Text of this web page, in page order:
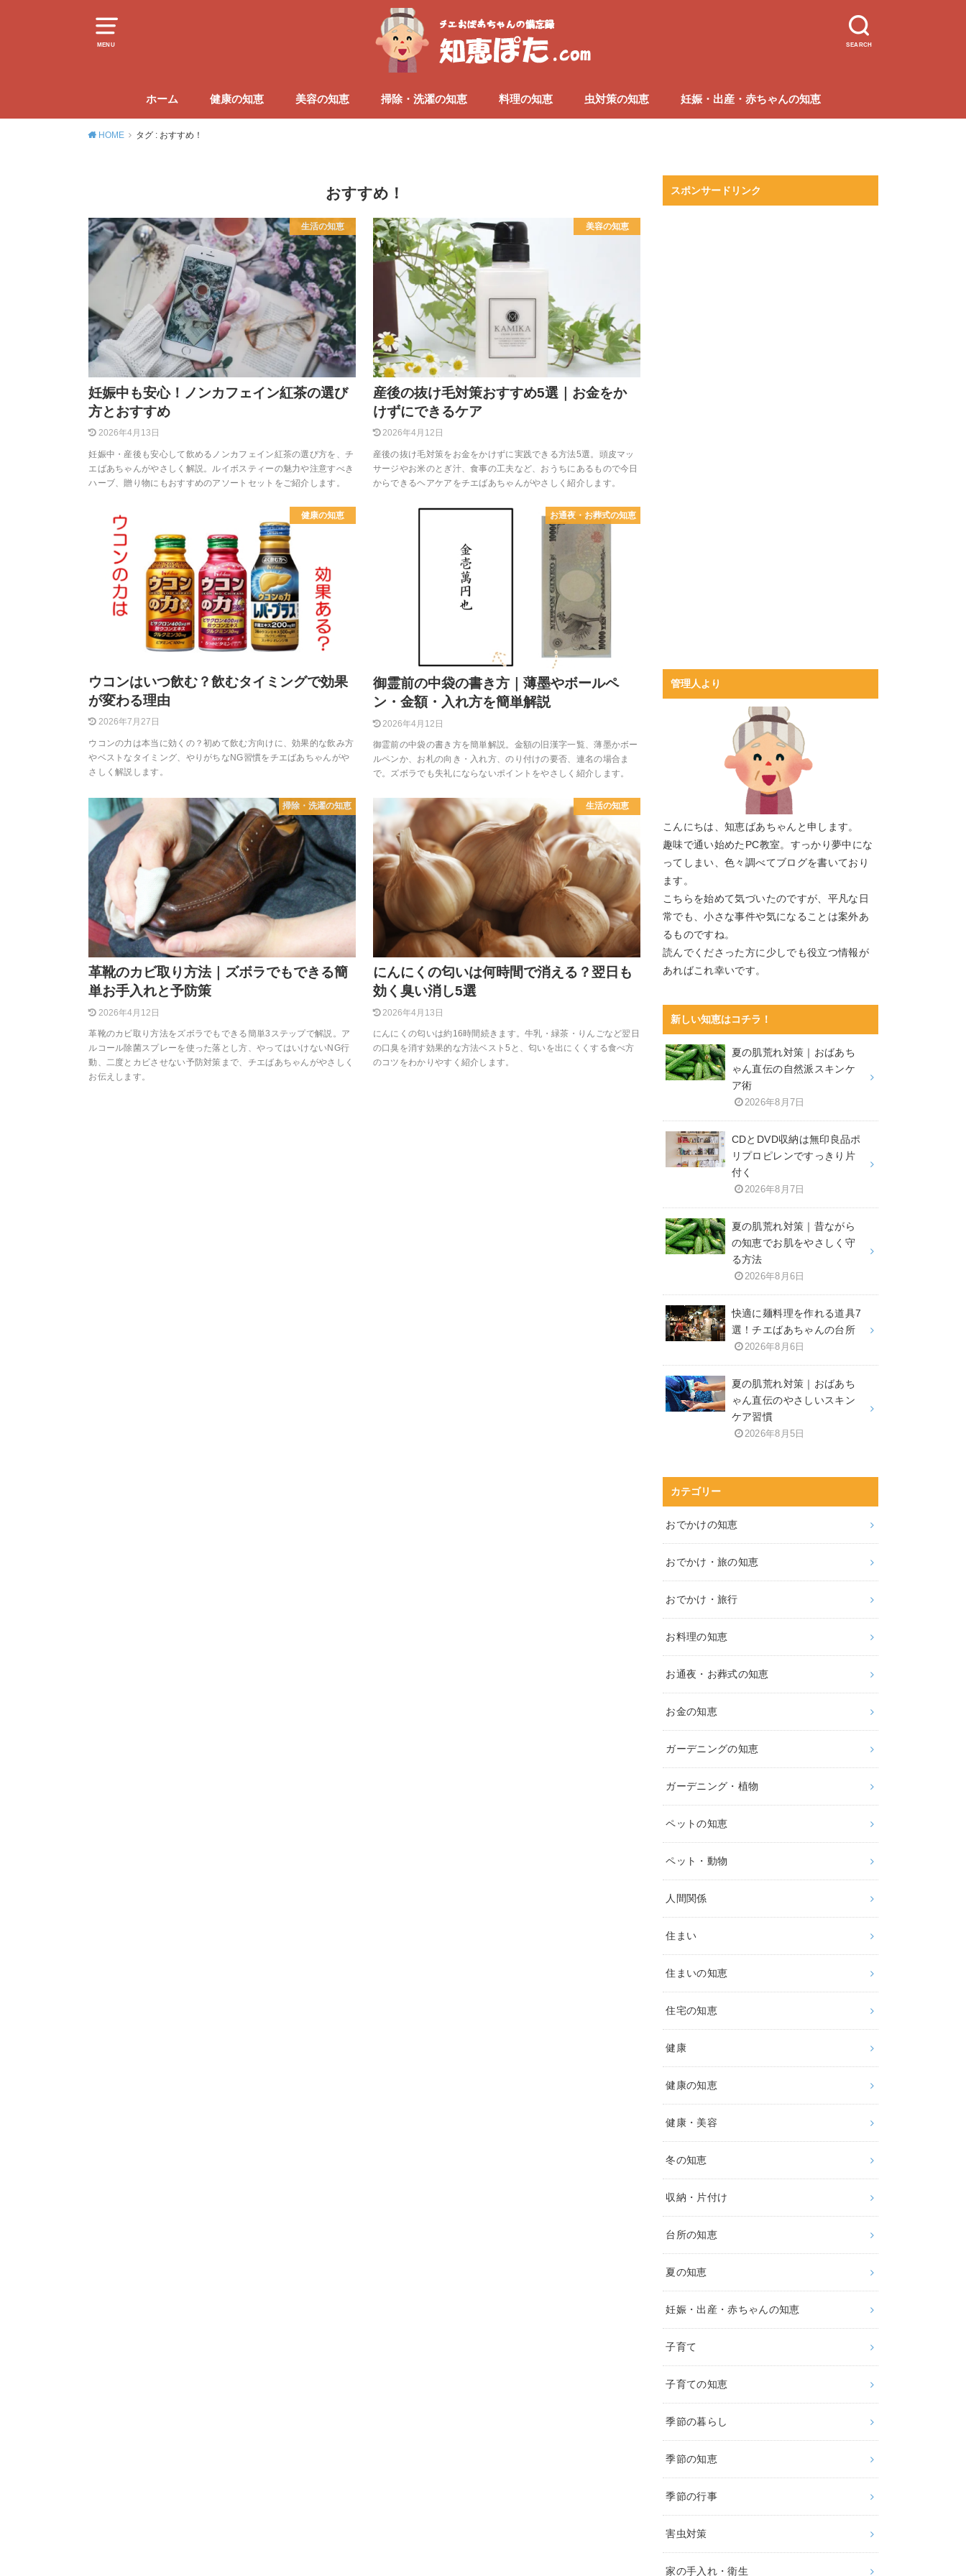
MENU SEARCH
ホーム 健康の知恵 美容の知恵 掃除・洗濯の知恵 料理の知恵 虫対策の知恵 妊娠・出産・赤ちゃんの知恵
HOME タグ : おすすめ！
おすすめ！
生活の知恵
妊娠中も安心！ノンカフェイン紅茶の選び
方とおすすめ
2026年4月13日
妊娠中・産後も安心して飲めるノンカフェイン紅茶の選び方を、チ
エばあちゃんがやさしく解説。ルイボスティーの魅力や注意すべき
ハーブ、贈り物にもおすすめのアソートセットをご紹介します。
美容の知恵
産後の抜け毛対策おすすめ5選｜お金をか
けずにできるケア
2026年4月12日
産後の抜け毛対策をお金をかけずに実践できる方法5選。頭皮マッ
サージやお米のとぎ汁、食事の工夫など、おうちにあるもので今日
からできるヘアケアをチエばあちゃんがやさしく紹介します。
健康の知恵
ウコンはいつ飲む？飲むタイミングで効果
が変わる理由
2026年7月27日
ウコンの力は本当に効くの？初めて飲む方向けに、効果的な飲み方
やベストなタイミング、やりがちなNG習慣をチエばあちゃんがや
さしく解説します。
お通夜・お葬式の知恵
御霊前の中袋の書き方｜薄墨やボールペ
ン・金額・入れ方を簡単解説
2026年4月12日
御霊前の中袋の書き方を簡単解説。金額の旧漢字一覧、薄墨かボー
ルペンか、お札の向き・入れ方、のり付けの要否、連名の場合ま
で。ズボラでも失礼にならないポイントをやさしく紹介します。
掃除・洗濯の知恵
革靴のカビ取り方法｜ズボラでもできる簡
単お手入れと予防策
2026年4月12日
革靴のカビ取り方法をズボラでもできる簡単3ステップで解説。ア
ルコール除菌スプレーを使った落とし方、やってはいけないNG行
動、二度とカビさせない予防対策まで、チエばあちゃんがやさしく
お伝えします。
生活の知恵
にんにくの匂いは何時間で消える？翌日も
効く臭い消し5選
2026年4月13日
にんにくの匂いは約16時間続きます。牛乳・緑茶・りんごなど翌日
の口臭を消す効果的な方法ベスト5と、匂いを出にくくする食べ方
のコツをわかりやすく紹介します。
スポンサードリンク
管理人より
こんにちは、知恵ばあちゃんと申します。
趣味で通い始めたPC教室。すっかり夢中にな
ってしまい、色々調べてブログを書いており
ます。
こちらを始めて気づいたのですが、平凡な日
常でも、小さな事件や気になることは案外あ
るものですね。
読んでくださった方に少しでも役立つ情報が
あればこれ幸いです。
新しい知恵はコチラ！
夏の肌荒れ対策｜おばあち
ゃん直伝の自然派スキンケ
ア術
2026年8月7日
CDとDVD収納は無印良品ポ
リプロピレンですっきり片
付く
2026年8月7日
夏の肌荒れ対策｜昔ながら
の知恵でお肌をやさしく守
る方法
2026年8月6日
快適に麺料理を作れる道具7
選！チエばあちゃんの台所
2026年8月6日
夏の肌荒れ対策｜おばあち
ゃん直伝のやさしいスキン
ケア習慣
2026年8月5日
カテゴリー
おでかけの知恵
おでかけ・旅の知恵
おでかけ・旅行
お料理の知恵
お通夜・お葬式の知恵
お金の知恵
ガーデニングの知恵
ガーデニング・植物
ペットの知恵
ペット・動物
人間関係
住まい
住まいの知恵
住宅の知恵
健康
健康の知恵
健康・美容
冬の知恵
収納・片付け
台所の知恵
夏の知恵
妊娠・出産・赤ちゃんの知恵
子育て
子育ての知恵
季節の暮らし
季節の知恵
季節の行事
害虫対策
家の手入れ・衛生